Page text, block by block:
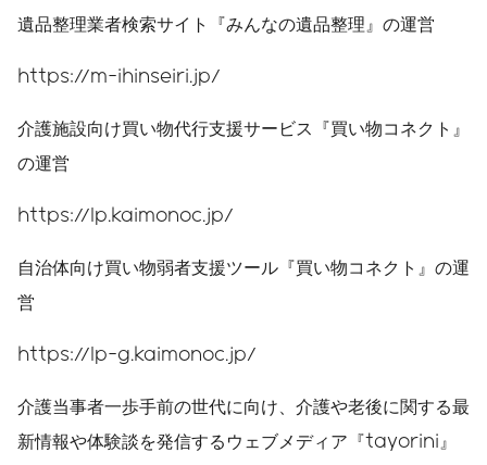
遺品整理業者検索サイト『みんなの遺品整理』の運営
https://m-ihinseiri.jp/
介護施設向け買い物代行支援サービス『買い物コネクト』
の運営
https://lp.kaimonoc.jp/
自治体向け買い物弱者支援ツール『買い物コネクト』の運
営
https://lp-g.kaimonoc.jp/
介護当事者一歩手前の世代に向け、介護や老後に関する最
新情報や体験談を発信するウェブメディア『tayorini』